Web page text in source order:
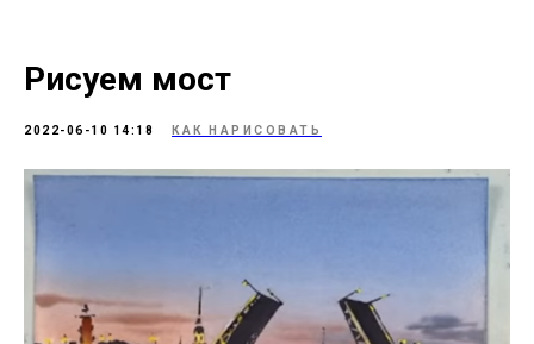
Рисуем мост
2022-06-10 14:18 КАК НАРИСОВАТЬ